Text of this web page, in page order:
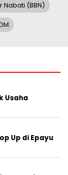
Nabati (BBN)
Usaha
Up di Epayu